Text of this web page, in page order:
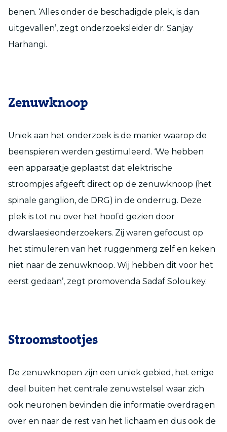
benen. ‘Alles onder de beschadigde plek, is dan
uitgevallen’, zegt onderzoeksleider dr. Sanjay
Harhangi.
Zenuwknoop
Uniek aan het onderzoek is de manier waarop de
beenspieren werden gestimuleerd. ‘We hebben
een apparaatje geplaatst dat elektrische
stroompjes afgeeft direct op de zenuwknoop (het
spinale ganglion, de DRG) in de onderrug. Deze
plek is tot nu over het hoofd gezien door
dwarslaesieonderzoekers. Zij waren gefocust op
het stimuleren van het ruggenmerg zelf en keken
niet naar de zenuwknoop. Wij hebben dit voor het
eerst gedaan’, zegt promovenda Sadaf Soloukey.
Stroomstootjes
De zenuwknopen zijn een uniek gebied, het enige
deel buiten het centrale zenuwstelsel waar zich
ook neuronen bevinden die informatie overdragen
over en naar de rest van het lichaam en dus ook de